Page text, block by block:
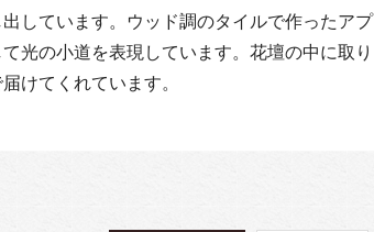
しています。ウッド調のタイルで作ったアプ
光の小道を表現しています。花壇の中に取り
けてくれています。